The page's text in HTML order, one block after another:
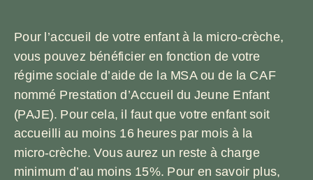
Pour l’accueil de votre enfant à la micro-crèche,
vous pouvez bénéficier en fonction de votre
régime sociale d’aide de la MSA ou de la CAF
nommé Prestation d’Accueil du Jeune Enfant
(PAJE). Pour cela, il faut que votre enfant soit
accueilli au moins 16 heures par mois à la
micro-crèche. Vous aurez un reste à charge
minimum d’au moins 15%. Pour en savoir plus,